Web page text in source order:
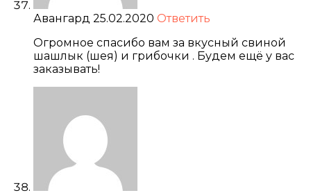
Авангард 25.02.2020 Ответить
Огромное спасибо вам за вкусный свиной
шашлык (шея) и грибочки . Будем ещё у вас
заказывать!